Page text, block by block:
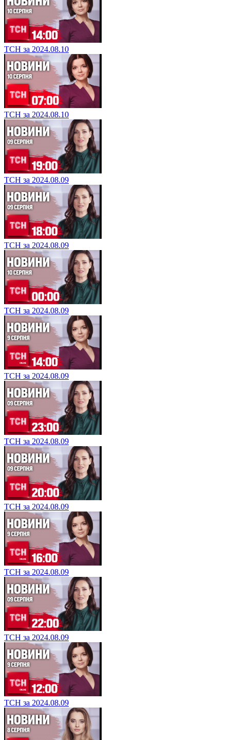
ТСН за 2024.08.10
ТСН за 2024.08.10
ТСН за 2024.08.09
ТСН за 2024.08.09
ТСН за 2024.08.09
ТСН за 2024.08.09
ТСН за 2024.08.09
ТСН за 2024.08.09
ТСН за 2024.08.09
ТСН за 2024.08.09
ТСН за 2024.08.09